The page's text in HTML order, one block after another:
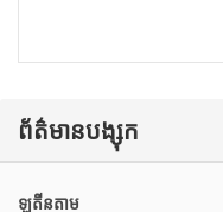
ព័ត៌មានបង្សុក
ឡូតីនតាម